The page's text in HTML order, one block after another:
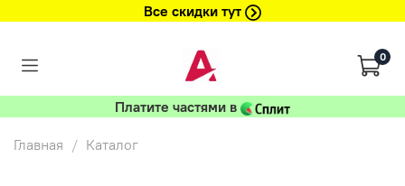
Все скидки тут
0
Платите частями в
Главная Каталог